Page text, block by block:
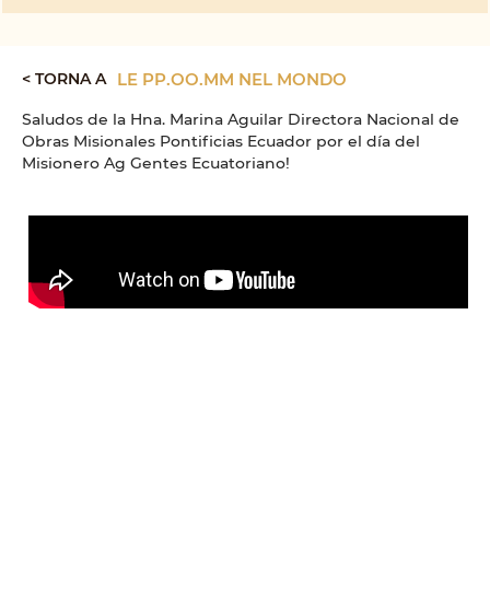
< TORNA A LE PP.OO.MM NEL MONDO
Saludos de la Hna. Marina Aguilar Directora Nacional de
Obras Misionales Pontificias Ecuador por el día del
Misionero Ag Gentes Ecuatoriano!